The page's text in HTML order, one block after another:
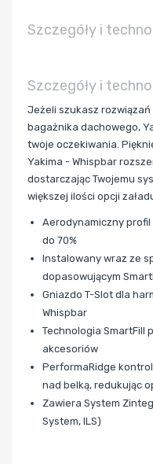
Szczegóły i
Szczegóły i
Jeżeli szukasz rozwiązań
bagażnika dachowego,
twoje oczekiwania.
Yakima - Whispbar
dostarczając Twojemu
większej ilości opcji
Aerodynamiczny profil
do 70%
Instalowany wraz ze
dopasowującym
Gniazdo T-Slot dla
Whispbar
Technologia SmartFill
akcesoriów
PerformaRidge
nad belką, redukując
Zawiera System
System, ILS)